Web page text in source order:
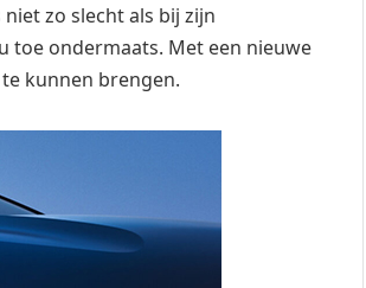
zo slecht als bij zijn
toe ondermaats. Met een nieuwe
kunnen brengen.